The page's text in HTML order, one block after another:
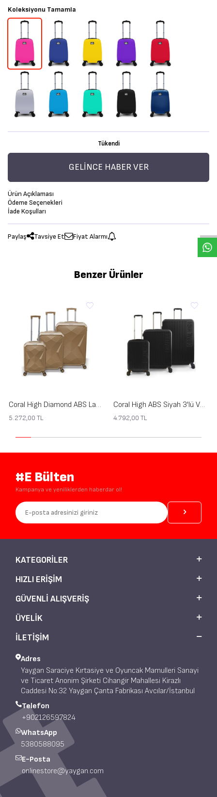
Koleksiyonu Tamamla
Tükendi
GELINCE HABER VER
Ürün Açıklaması
Ödeme Seçenekleri
İade Koşulları
Paylaş Tavsiye Et Fiyat Alarmı
Benzer Ürünler
Coral High Diamond ABS Latte 3'lü Valiz Seti 16630
5.272,00 TL
Coral High ABS Siyah 3'lü Valiz Seti 16400
4.792,00 TL
#E Bülten
Kampanya ve yeniliklerden haberdar ol!
KATEGORILER
HIZLI ERIŞIM
GÜVENLI ALIŞVERIŞ
ÜYELIK
İLETİŞİM
Adres
Yaygan Saraciye Kırtasiye ve Oyuncak Mamulleri Sanayi
ve Ticaret Anonim Şirketi Cihangir Mahallesi Kirazlı
Caddesi No:32 Yaygan Çanta Fabrikası Avcılar/İstanbul
Telefon
+902126597824
WhatsApp
5380588095
E-Posta
onlinestore@yaygan.com